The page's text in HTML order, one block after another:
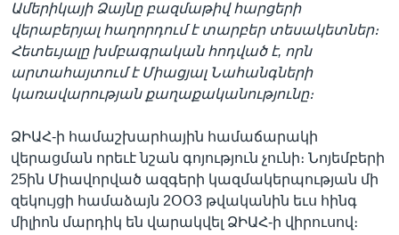
բովանդակություն
ՖԻԼՄԵՐ
ՖԻԼՄԵՐ
IN ENGLISH
ՄԵՐ ՄԱՍԻՆ
ՄԵՐ ՄԱՍԻՆ
ԿԱՊ ՄԵԶ ՀԵՏ
ՈՒԿՐԱԻՆԱԿԱՆ ՊԱՏԵՐԱԶՄ
Learning English
ՀԵՏԵՒԵՔ ՄԵԶ
Ամերիկայի Ձայնը բազմաթիվ հարցերի
վերաբերյալ հաղորդում է տարբեր տեսակետներ։
Հետեւյալը խմբագրական հոդված է, որն
արտահայտում է Միացյալ Նահանգների
կառավարության քաղաքականությունը։
ՁԻԱՀ-ի համաշխարհային համաճարակի
վերացման որեւէ նշան գոյություն չունի։ Նոյեմբերի
25ին Միավորված ազգերի կազմակերպության մի
զեկույցի համաձայն 2ՕՕ3 թվականին եւս հինգ
միլիոն մարդիկ են վարակվել ՁԻԱՀ-ի վիրուսով։